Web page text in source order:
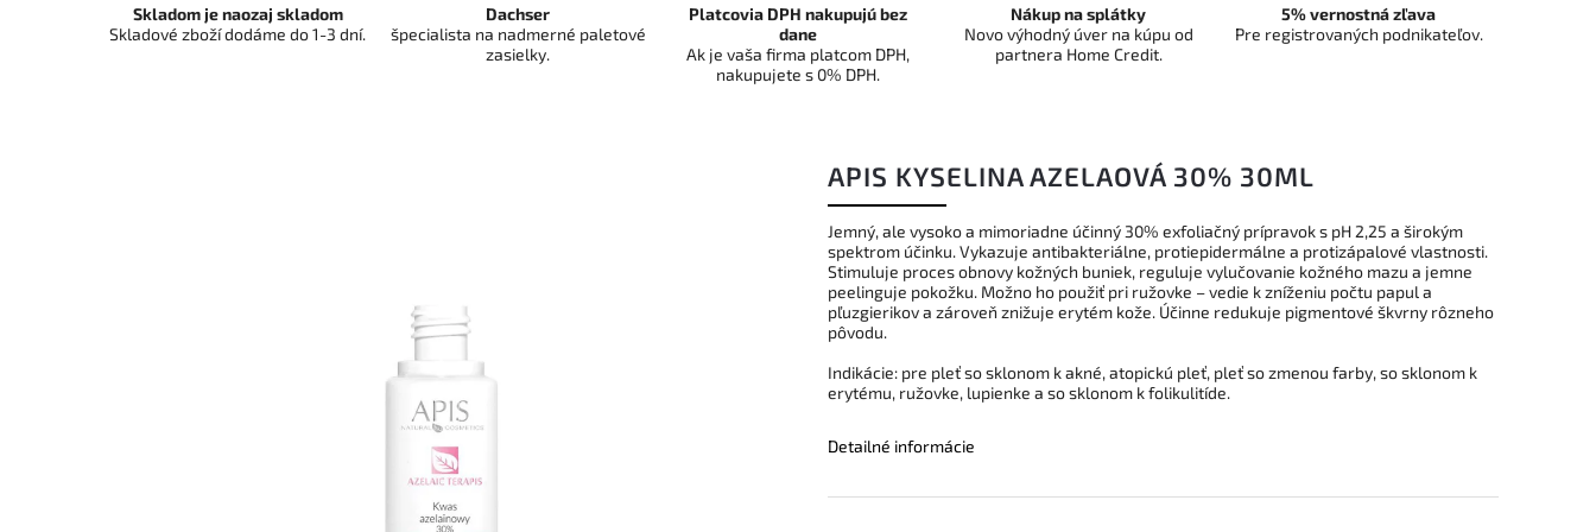
APIS KYSELINA AZELAOVÁ 30% 30ML
Jemný, ale vysoko a mimoriadne účinný 30% exfoliačný prípravok s pH 2,25 a širokým
spektrom účinku. Vykazuje antibakteriálne, protiepidermálne a protizápalové vlastnosti.
Stimuluje proces obnovy kožných buniek, reguluje vylučovanie kožného mazu a jemne
peelinguje pokožku. Možno ho použiť pri ružovke – vedie k zníženiu počtu papul a
pľuzgierikov a zároveň znižuje erytém kože. Účinne redukuje pigmentové škvrny rôzneho
pôvodu.
Indikácie: pre pleť so sklonom k akné, atopickú pleť, pleť so zmenou farby, so sklonom k
erytému, ružovke, lupienke a so sklonom k folikulitíde.
Detailné informácie
Skladom je naozaj skladom
Skladové zboží dodáme do 1-3 dní.
Dachser
špecialista na nadmerné paletové
zasielky.
Platcovia DPH nakupujú bez
dane
Ak je vaša firma platcom DPH,
nakupujete s 0% DPH.
Nákup na splátky
Novo výhodný úver na kúpu od
partnera Home Credit.
5% vernostná zľava
Pre registrovaných podnikateľov.